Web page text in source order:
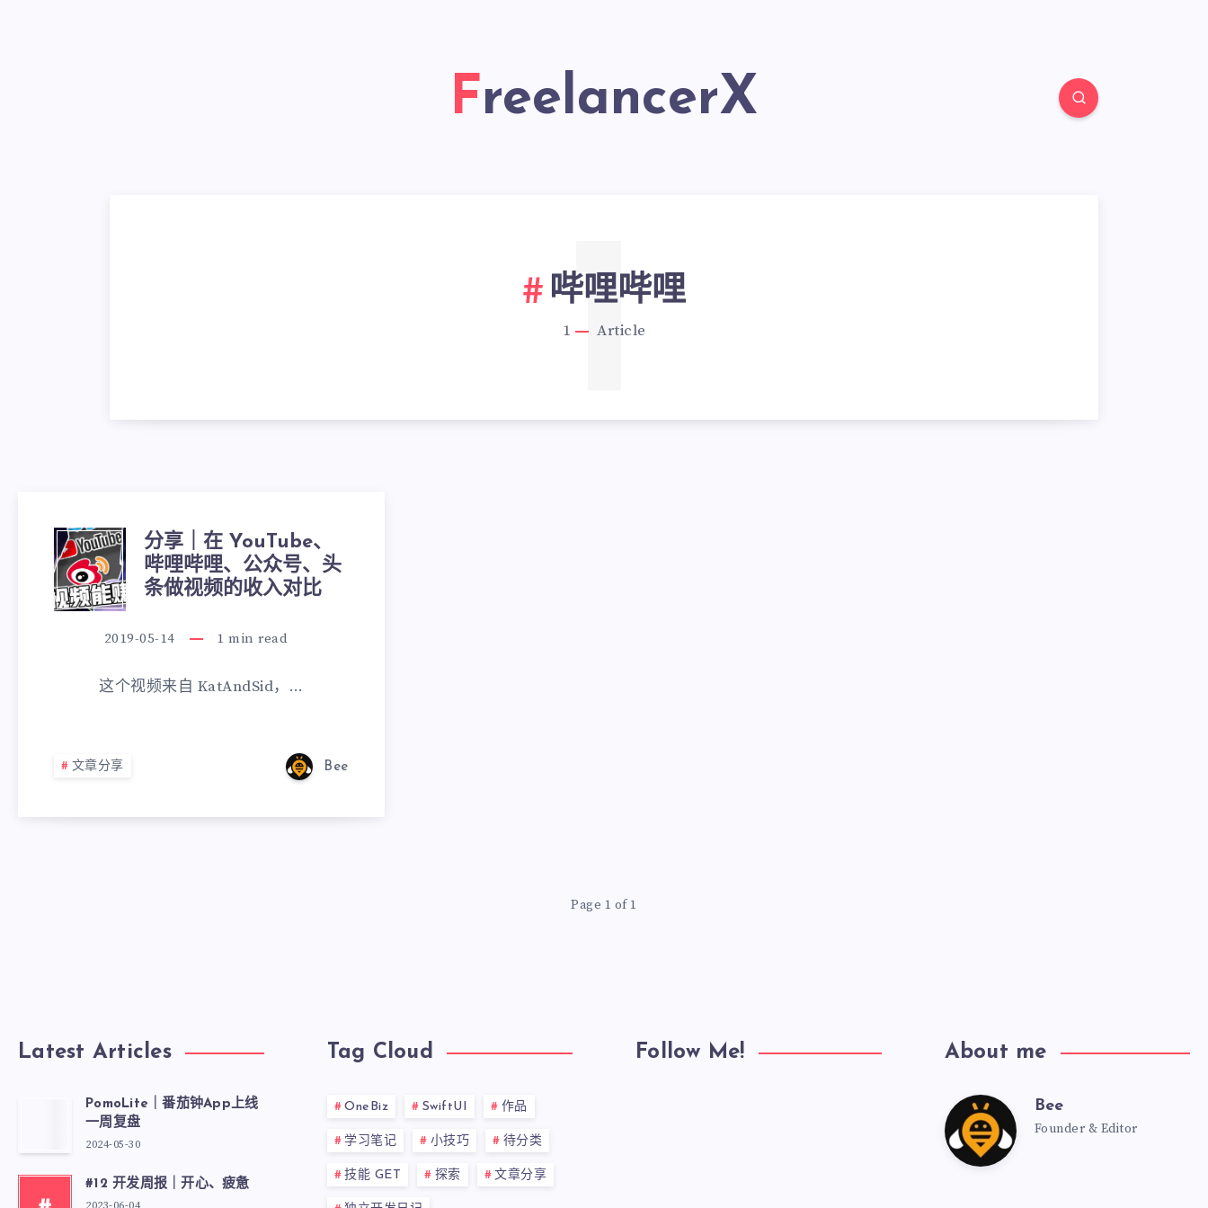
FreelancerX
哔哩哔哩
1 Article
1
分享｜在 YouTube、
哔哩哔哩、公众号、头
条做视频的收入对比
2019-05-14 1 min read
这个视频来自 KatAndSid，…
文章分享 Bee
Page 1 of 1
Latest Articles
PomoLite｜番茄钟App上线
一周复盘
2024-05-30
#12 开发周报｜开心、疲惫
Tag Cloud
OneBiz SwiftUI 作品
学习笔记 小技巧 待分类
技能 GET 探索 文章分享
Follow Me! About me
Bee
Founder & Editor